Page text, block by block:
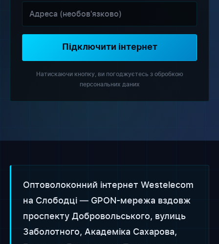
Підключити інтернет
Натискаючи кнопку, ви погоджуєтесь з обробкою
персональних даних
Оптоволоконний інтернет Westelecom
на Слободці — GPON-мережа вздовж
проспекту Добровольського, вулиць
Заболотного, Академіка Сахарова,